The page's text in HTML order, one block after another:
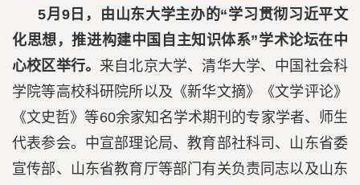
5月9日，由山东大学主办的“学习贯彻习近平文
化思想，推进构建中国自主知识体系”学术论坛在中
心校区举行。 来自北京大学、清华大学、中国社会科
学院等高校科研院所以及《新华文摘》《文学评论》
《文史哲》等60余家知名学术期刊的专家学者、师生
代表参会。中宣部理论局、教育部社科司、山东省委
宣传部、山东省教育厅等部门有关负责同志以及山东